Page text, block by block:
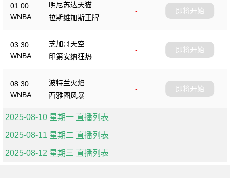
01:00
WNBA
明尼苏达天猫
-
拉斯维加斯王牌
即将开始
03:30
WNBA
芝加哥天空
-
印第安纳狂热
即将开始
08:30
WNBA
波特兰火焰
-
西雅图风暴
即将开始
2025-08-10 星期一 直播列表
2025-08-11 星期二 直播列表
2025-08-12 星期三 直播列表